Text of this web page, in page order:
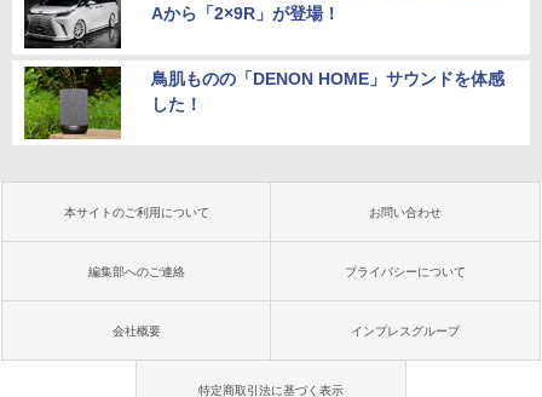
Aから「2×9R」が登場！
鳥肌ものの「DENON HOME」サウンドを体感
した！
本サイトのご利用について お問い合わせ
編集部へのご連絡 プライバシーについて
会社概要 インプレスグループ
特定商取引法に基づく表示